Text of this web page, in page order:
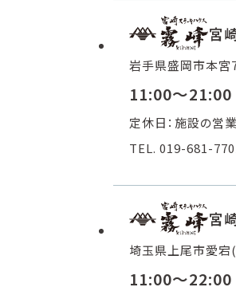
宮
岩手県盛岡市本宮
11:00～21:00
定休日：施設の営
TEL. 019-681-
宮
埼玉県上尾市愛宕
11:00～22:00